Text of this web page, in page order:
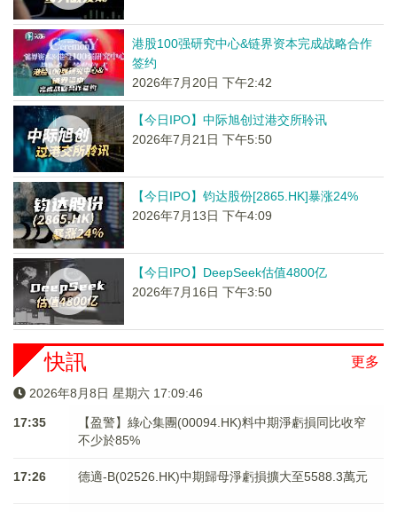
港股100强研究中心&链界资本完成战略合作
签约
2026年7月20日 下午2:42
【今日IPO】中际旭创过港交所聆讯
2026年7月21日 下午5:50
【今日IPO】钧达股份[2865.HK]暴涨24%
2026年7月13日 下午4:09
【今日IPO】DeepSeek估值4800亿
2026年7月16日 下午3:50
更多
快訊
2026年8月8日 星期六 17:09:46
17:35
【盈警】綠心集團(00094.HK)料中期淨虧損同比收窄
不少於85%
17:26 德適-B(02526.HK)中期歸母淨虧損擴大至5588.3萬元